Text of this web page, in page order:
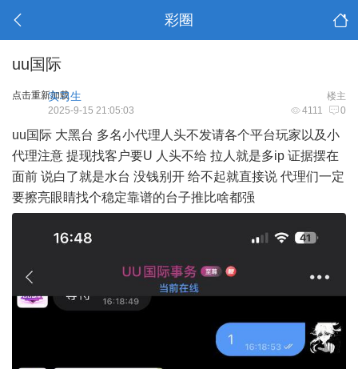
彩圈
uu国际
点击重新加载 楼主
实习生
4111 0
2025-9-15 21:05:03
uu国际 大黑台 多名小代理人头不发请各个平台玩家以及小
代理注意 提现找客户要U 人头不给 拉人就是多ip 证据摆在
面前 说白了就是水台 没钱别开 给不起就直接说 代理们一定
要擦亮眼睛找个稳定靠谱的台子推比啥都强